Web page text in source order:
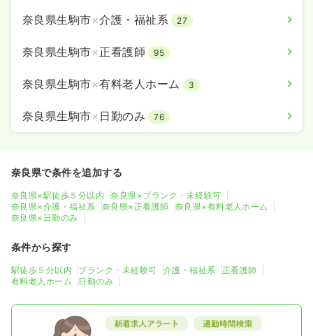
奈良県生駒市×介護・福祉系 27
奈良県生駒市×正看護師 95
奈良県生駒市×有料老人ホーム 3
奈良県生駒市× 日勤のみ 76
奈良県で条件を追加する
奈良県×駅徒歩５分以内
奈良県×ブランク・未経験可
奈良県×介護・福祉系
奈良県×正看護師
奈良県×有料老人ホーム
奈良県×日勤のみ
条件から探す
駅徒歩５分以内 ブランク・未経験可 介護・福祉系
正看護師
有料老人ホーム
日勤のみ